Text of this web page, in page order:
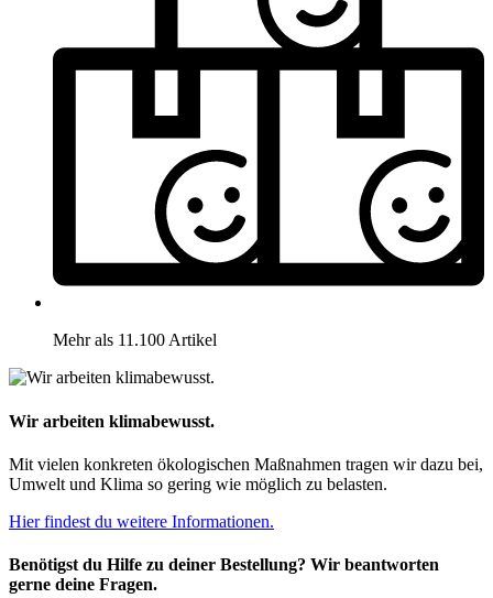
Mehr als 11.100 Artikel
Wir arbeiten klimabewusst.
Mit vielen konkreten ökologischen Maßnahmen tragen wir dazu bei,
Umwelt und Klima so gering wie möglich zu belasten.
Hier findest du weitere Informationen.
Benötigst du Hilfe zu deiner Bestellung? Wir beantworten
gerne deine Fragen.